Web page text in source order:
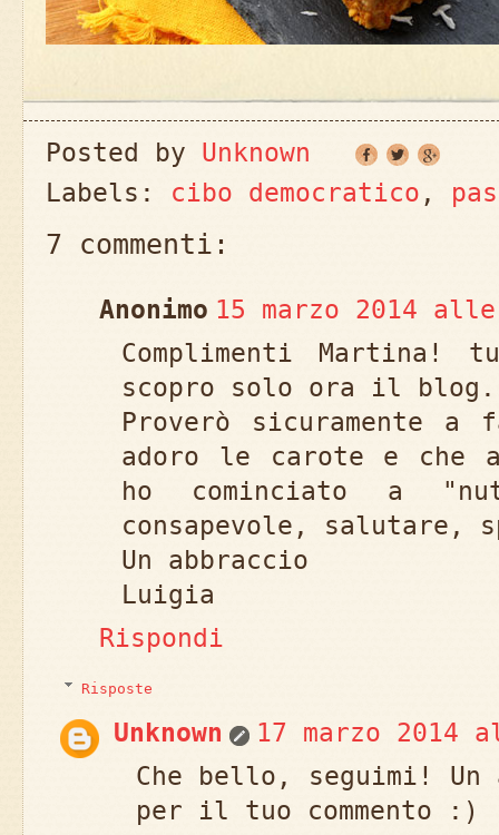
Posted by Unknown
Labels: cibo democratico ,
7 commenti:
Anonimo 15 marzo 2014
Complimenti
scopro solo ora il
Proverò sicuramente a
adoro le carote e che
ho cominciato a
consapevole, salutare,
Un abbraccio
Luigia
Rispondi
Risposte
Unknown
17 marzo 2014
Che bello, seguimi!
per il tuo commento :)